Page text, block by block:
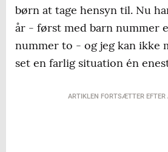
børn at tage hensyn til. Nu
år - først med barn nummer
nummer to - og jeg kan ikke
set en farlig situation én
ARTIKLEN FORTSÆTTER EFTER